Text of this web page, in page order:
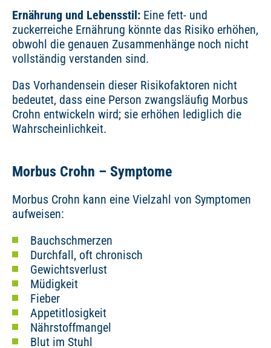
Ernährung und Lebensstil: Eine fett- und
zuckerreiche Ernährung könnte das Risiko erhöhen,
obwohl die genauen Zusammenhänge noch nicht
vollständig verstanden sind.
Das Vorhandensein dieser Risikofaktoren nicht
bedeutet, dass eine Person zwangsläufig Morbus
Crohn entwickeln wird; sie erhöhen lediglich die
Wahrscheinlichkeit.
Morbus Crohn – Symptome
Morbus Crohn kann eine Vielzahl von Symptomen
aufweisen:
Bauchschmerzen
Durchfall, oft chronisch
Gewichtsverlust
Müdigkeit
Fieber
Appetitlosigkeit
Nährstoffmangel
Blut im Stuhl